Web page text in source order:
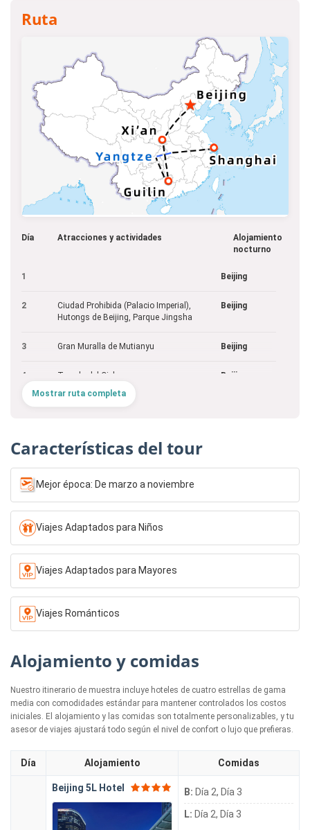
Ruta
Día Atracciones y actividades
Alojamiento
nocturno
1 Beijing
2
Ciudad Prohibida (Palacio Imperial),
Hutongs de Beijing, Parque Jingsha
Beijing
3 Gran Muralla de Mutianyu Beijing
4 Templo del Cielo Beijing
6 Pequeña Pagoda del Ganso Salvaje
8
Calle Oeste de Yangshuo, Crucero por el
Guilin
9 Guilin
10
12 Shanghái
13
Jardín Yuyuan, Torre de Shanghai, El Bund,
14 Shanghái
Mostrar ruta completa
Características del tour
Mejor época: De marzo a noviembre
Viajes Adaptados para Niños
Viajes Adaptados para Mayores
Viajes Románticos
Alojamiento y comidas
Nuestro itinerario de muestra incluye hoteles de cuatro estrellas de gama
media con comodidades estándar para mantener controlados los costos
iniciales. El alojamiento y las comidas son totalmente personalizables, y tu
asesor de viajes ajustará todo según el nivel de confort o lujo que prefieras.
Día Alojamiento Comidas
Beijing 5L Hotel B: Día 2, Día 3
L: Día 2, Día 3